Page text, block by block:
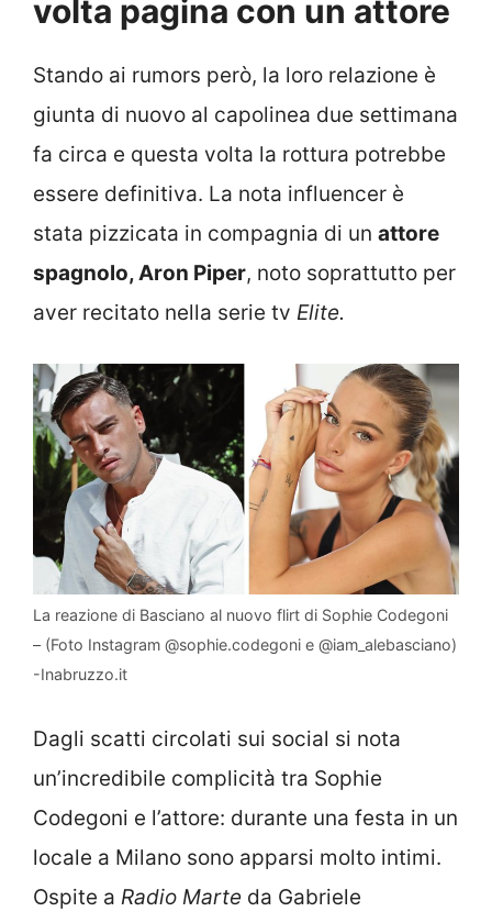
volta pagina con un attore
Stando ai rumors però, la loro relazione è
giunta di nuovo al capolinea due settimana
fa circa e questa volta la rottura potrebbe
essere definitiva. La nota influencer è
stata pizzicata in compagnia di un attore
spagnolo, Aron Piper, noto soprattutto per
aver recitato nella serie tv Elite.
La reazione di Basciano al nuovo flirt di Sophie Codegoni
– (Foto Instagram @sophie.codegoni e @iam_alebasciano)
-Inabruzzo.it
Dagli scatti circolati sui social si nota
un’incredibile complicità tra Sophie
Codegoni e l’attore: durante una festa in un
locale a Milano sono apparsi molto intimi.
Ospite a Radio Marte da Gabriele